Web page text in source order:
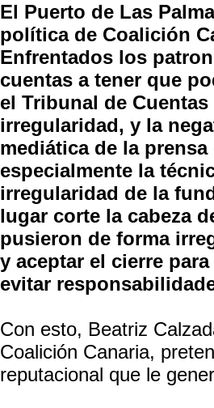
El Puerto de Las
política de Coalición
Enfrentados los
cuentas a tener que
el Tribunal de
irregularidad, y la
mediática de la
especialmente la
irregularidad de la
lugar corte la cabeza
pusieron de forma
y aceptar el cierre
evitar
Con esto, Beatriz
Coalición Canaria,
reputacional que le